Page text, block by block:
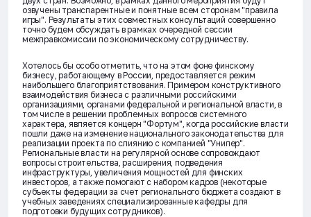
озвучены транспарентные и понятные всем сторонам "правила
игры". Результаты этих совместных консультаций совершенно
точно будем обсуждать в рамках очередной сессии
межправкомиссии по экономическому сотрудничеству.
Хотелось бы особо отметить, что на этом фоне финскому
бизнесу, работающему в России, предоставляется режим
наибольшего благоприятствования. Примером конструктивного
взаимодействия бизнеса с различными российскими
организациями, органами федеральной и региональной власти, в
том числе в решении проблемных вопросов системного
характера, является концерн "Фортум", когда российские власти
пошли даже на изменение национального законодательства для
реализации проекта по слиянию с компанией "Унипер".
Региональные власти на регулярной основе сопровождают
вопросы строительства, расширения, подведения
инфраструктуры, увеличения мощностей для финских
инвесторов, а также помогают с набором кадров (некоторые
субъекты федерации за счет регионального бюджета создают в
учебных заведениях специализированные кафедры для
подготовки будущих сотрудников).